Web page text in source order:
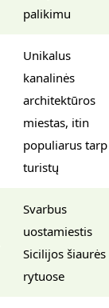
palikimu
Unikalus
kanalinės
architektūros
miestas, itin
populiarus tarp
turistų
Svarbus
uostamiestis
Sicilijos šiaurės
rytuose